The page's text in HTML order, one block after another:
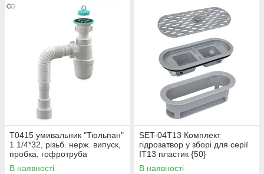
Т0415 умивальник "Тюльпан"
1 1/4*32, різьб. нерж. випуск,
пробка, гофротруба
32*32/40/50{30}
В наявності
SET-04T13 Комплект
гідрозатвор у зборі для серії
IT13 пластик {50}
В наявності